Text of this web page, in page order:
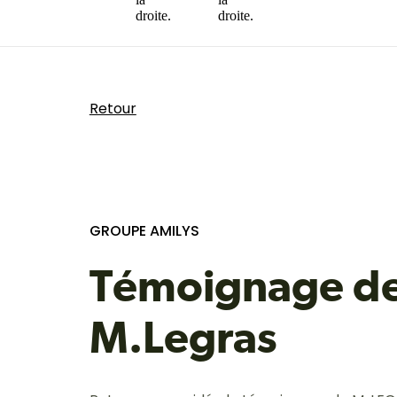
Retour
GROUPE AMILYS
Témoignage
M.Legras